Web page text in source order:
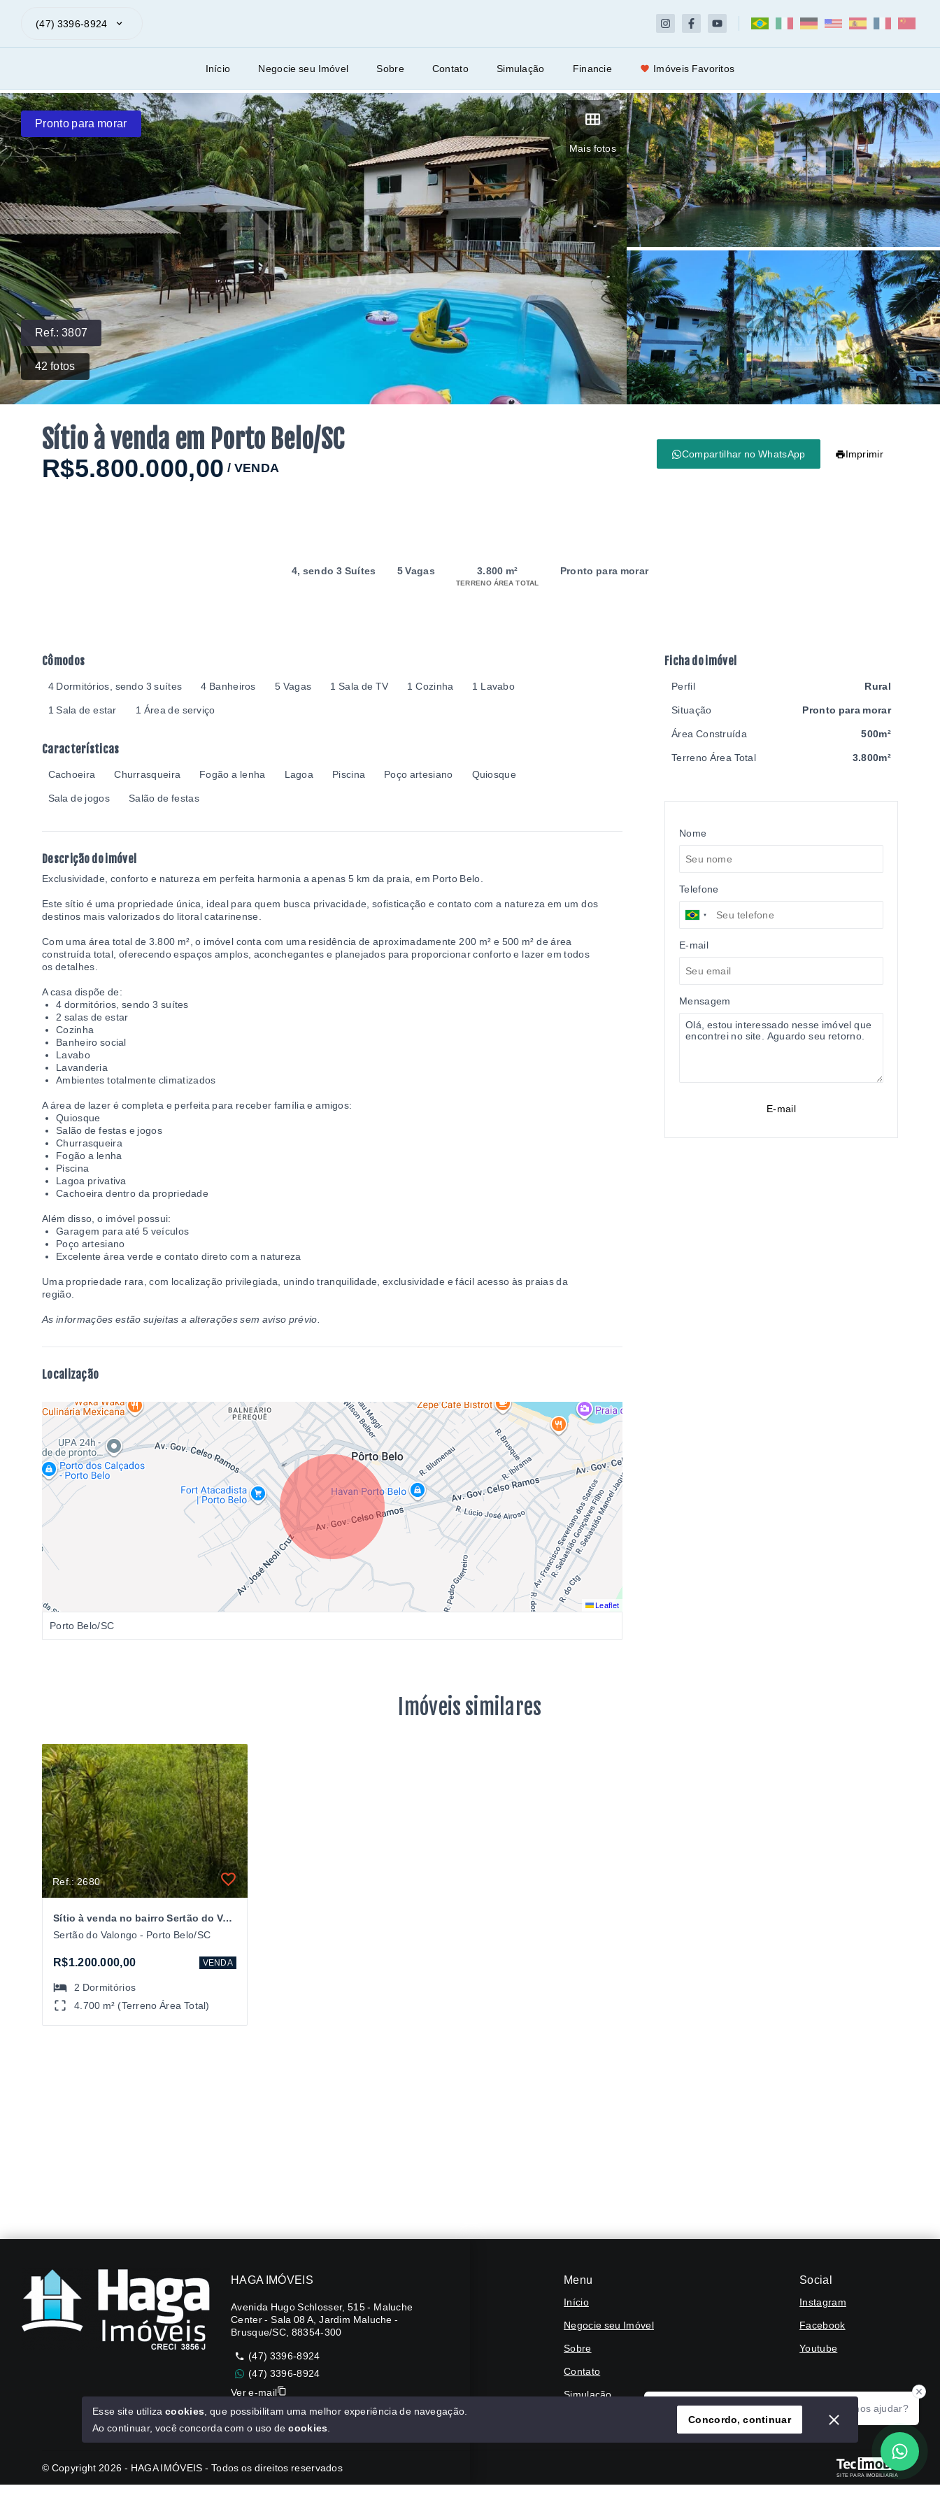
(47) 3396-8924
Início Negocie seu Imóvel Sobre Contato Simulação Financie Imóveis Favoritos
Ref.:3807
42 fotos
Mais fotos
Pronto para morar
Sítio à venda em Porto Belo/SC
R$5.800.000,00 / VENDA
Compartilhar no WhatsApp Imprimir
4, sendo 3 Suítes 5 Vagas 3.800 m²
TERRENO ÁREA TOTAL
Pronto para morar
Cômodos
4 Dormitórios, sendo 3 suítes 4 Banheiros 5 Vagas 1 Sala de TV 1 Cozinha 1 Lavabo
1 Sala de estar 1 Área de serviço
Características
Cachoeira Churrasqueira Fogão a lenha Lagoa Piscina Poço artesiano Quiosque
Sala de jogos Salão de festas
Descrição do imóvel
Exclusividade, conforto e natureza em perfeita harmonia a apenas 5 km da praia, em Porto Belo.
Este sítio é uma propriedade única, ideal para quem busca privacidade, sofisticação e contato com a natureza em um dos
destinos mais valorizados do litoral catarinense.
Com uma área total de 3.800 m², o imóvel conta com uma residência de aproximadamente 200 m² e 500 m² de área
construída total, oferecendo espaços amplos, aconchegantes e planejados para proporcionar conforto e lazer em todos
os detalhes.
A casa dispõe de:
4 dormitórios, sendo 3 suítes
2 salas de estar
Cozinha
Banheiro social
Lavabo
Lavanderia
Ambientes totalmente climatizados
A área de lazer é completa e perfeita para receber família e amigos:
Quiosque
Salão de festas e jogos
Churrasqueira
Fogão a lenha
Piscina
Lagoa privativa
Cachoeira dentro da propriedade
Além disso, o imóvel possui:
Garagem para até 5 veículos
Poço artesiano
Excelente área verde e contato direto com a natureza
Uma propriedade rara, com localização privilegiada, unindo tranquilidade, exclusividade e fácil acesso às praias da
região.
As informações estão sujeitas a alterações sem aviso prévio.
Localização
Leaflet
Porto Belo/SC
Ficha do imóvel
Perfil Rural
Situação Pronto para morar
Área Construída 500m²
Terreno Área Total 3.800m²
Nome
Telefone
E-mail
Mensagem
E-mail
Imóveis similares
Ref.: 2680
Sítio à venda no bairro Sertão do Valongo em Porto Belo/SC
Sertão do Valongo - Porto Belo/SC
R$1.200.000,00 VENDA
2 Dormitórios
4.700 m² (Terreno Área Total)
Olá! Agradecemos seu contato, como podemos ajudar?
Menu
Início
Negocie seu Imóvel
Sobre
Contato
Simulação
Social
Instagram
Facebook
Youtube
SITE PARA IMOBILIARIA
HAGA IMÓVEIS
Avenida Hugo Schlosser, 515 - Maluche
Center - Sala 08 A, Jardim Maluche -
Brusque/SC, 88354-300
(47) 3396-8924
(47) 3396-8924
Ver e-mail
CUB R$3.151,24
© Copyright 2026 - HAGA IMÓVEIS - Todos os direitos reservados
Esse site utilizacookies , que possibilitam uma melhor experiência de navegação.
Ao continuar, você concorda com o uso decookies
Concordo, continuar